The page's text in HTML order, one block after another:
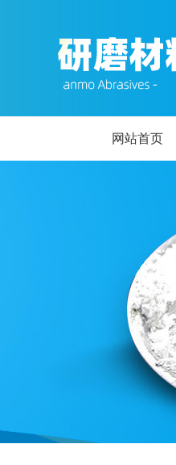
网站首页